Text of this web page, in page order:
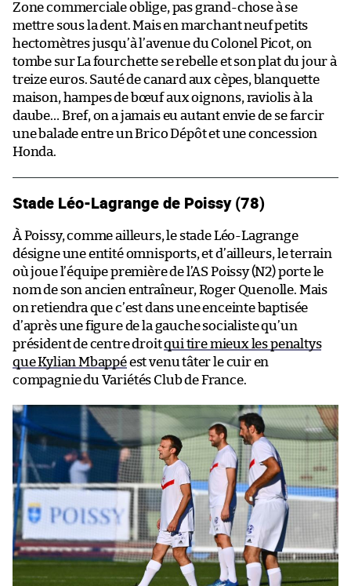
Zone commerciale oblige, pas grand-chose à se
mettre sous la dent. Mais en marchant neuf petits
hectomètres jusqu’à l’avenue du Colonel Picot, on
tombe sur La fourchette se rebelle et son plat du jour à
treize euros. Sauté de canard aux cèpes, blanquette
maison, hampes de bœuf aux oignons, raviolis à la
daube… Bref, on a jamais eu autant envie de se farcir
une balade entre un Brico Dépôt et une concession
Honda.
Stade Léo-Lagrange de Poissy (78)
À Poissy, comme ailleurs, le stade Léo-Lagrange
désigne une entité omnisports, et d’ailleurs, le terrain
où joue l’équipe première de l’AS Poissy (N2) porte le
nom de son ancien entraîneur, Roger Quenolle. Mais
on retiendra que c’est dans une enceinte baptisée
d’après une figure de la gauche socialiste qu’un
président de centre droitqui tire mieux les penaltys
que Kylian Mbappéest venu tâter le cuir en
compagnie du Variétés Club de France.